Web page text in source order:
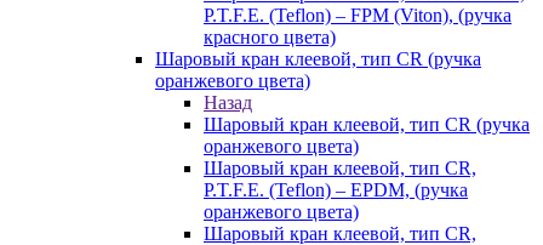
P.T.F.E. (Teflon) – FPM (Viton), (ручка
красного цвета)
Шаровый кран клеевой, тип CR (ручка
оранжевого цвета)
Назад
Шаровый кран клеевой, тип CR (ручка
оранжевого цвета)
Шаровый кран клеевой, тип CR,
P.T.F.E. (Teflon) – EPDM, (ручка
оранжевого цвета)
Шаровый кран клеевой, тип CR,